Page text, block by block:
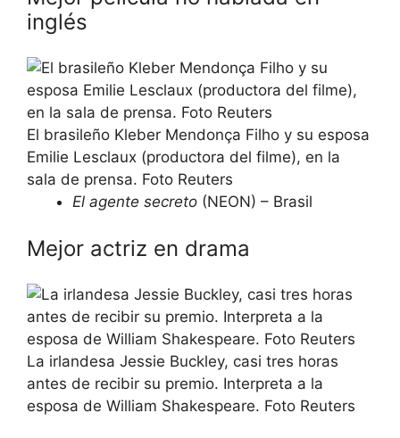
inglés
El brasileño Kleber Mendonça Filho y su esposa
Emilie Lesclaux (productora del filme), en la
sala de prensa. Foto Reuters
El agente secreto (NEON) – Brasil
Mejor actriz en drama
La irlandesa Jessie Buckley, casi tres horas
antes de recibir su premio. Interpreta a la
esposa de William Shakespeare. Foto Reuters